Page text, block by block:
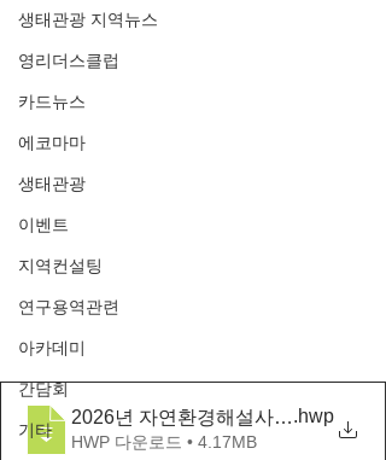
생태관광 지역뉴스
영리더스클럽
카드뉴스
에코마마
생태관광
이벤트
지역컨설팅
연구용역관련
아카데미
간담회
기타
2026년 자연환경해설사 보수교육과
.hwp
HWP 다운로드 • 4.17MB